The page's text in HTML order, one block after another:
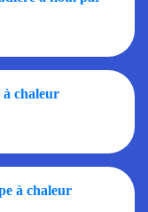
à chaleur
à chaleur